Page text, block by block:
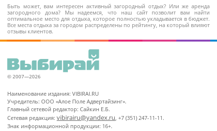
Быть может, вам интересен активный загородный отдых? Или же аренда
загородного дома? Мы надеемся, что наш сайт позволит вам найти
оптимальное место для отдыха, которое полностью укладывается в бюджет.
Все места отдыха за городом распределены по рейтингу, на который влияют
отзывы клиентов.
© 2007—2026
Наименование издания: VIBIRAI.RU
Учредитель: ООО «Алое Поле Адвертайзинг».
Главный сетевой редактор: Сайкин Е.Б.
Сетевая редакция: vibirairu@yandex.ru, +7 (351) 247-11-11.
Знак информационной продукции: 16+.